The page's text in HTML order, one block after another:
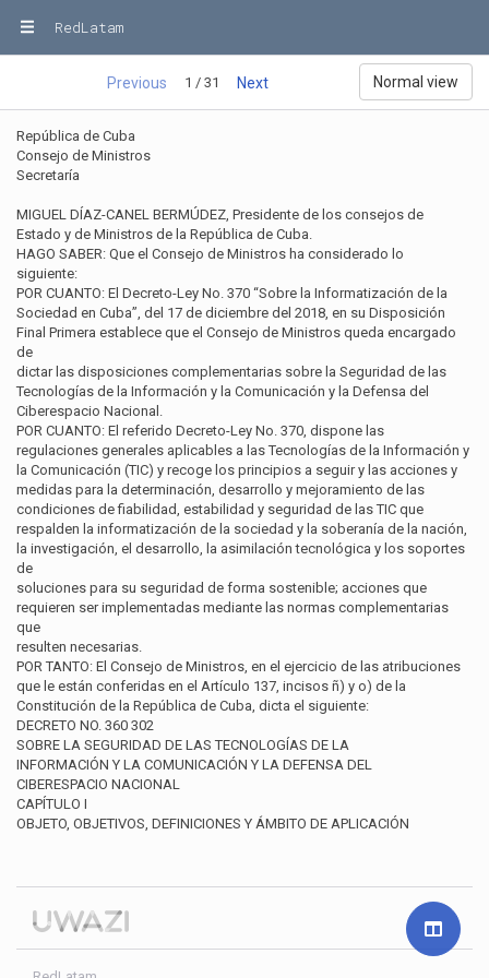
RedLatam
Previous 1 / 31 Next Normal view
República de Cuba
Consejo de Ministros
Secretaría
MIGUEL DÍAZ-CANEL BERMÚDEZ, Presidente de los consejos de
Estado y de Ministros de la República de Cuba.
HAGO SABER: Que el Consejo de Ministros ha considerado lo
siguiente:
POR CUANTO: El Decreto-Ley No. 370 “Sobre la Informatización de la
Sociedad en Cuba”, del 17 de diciembre del 2018, en su Disposición
Final Primera establece que el Consejo de Ministros queda encargado
de
dictar las disposiciones complementarias sobre la Seguridad de las
Tecnologías de la Información y la Comunicación y la Defensa del
Ciberespacio Nacional.
POR CUANTO: El referido Decreto-Ley No. 370, dispone las
regulaciones generales aplicables a las Tecnologías de la Información y
la Comunicación (TIC) y recoge los principios a seguir y las acciones y
medidas para la determinación, desarrollo y mejoramiento de las
condiciones de fiabilidad, estabilidad y seguridad de las TIC que
respalden la informatización de la sociedad y la soberanía de la nación,
la investigación, el desarrollo, la asimilación tecnológica y los soportes
de
soluciones para su seguridad de forma sostenible; acciones que
requieren ser implementadas mediante las normas complementarias
que
resulten necesarias.
POR TANTO: El Consejo de Ministros, en el ejercicio de las atribuciones
que le están conferidas en el Artículo 137, incisos ñ) y o) de la
Constitución de la República de Cuba, dicta el siguiente:
DECRETO NO. 360 302
SOBRE LA SEGURIDAD DE LAS TECNOLOGÍAS DE LA
INFORMACIÓN Y LA COMUNICACIÓN Y LA DEFENSA DEL
CIBERESPACIO NACIONAL
CAPÍTULO I
OBJETO, OBJETIVOS, DEFINICIONES Y ÁMBITO DE APLICACIÓN